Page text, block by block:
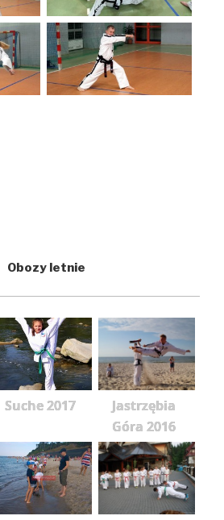
Obozy letnie
Suche 2017
Jastrzębia
Góra 2016